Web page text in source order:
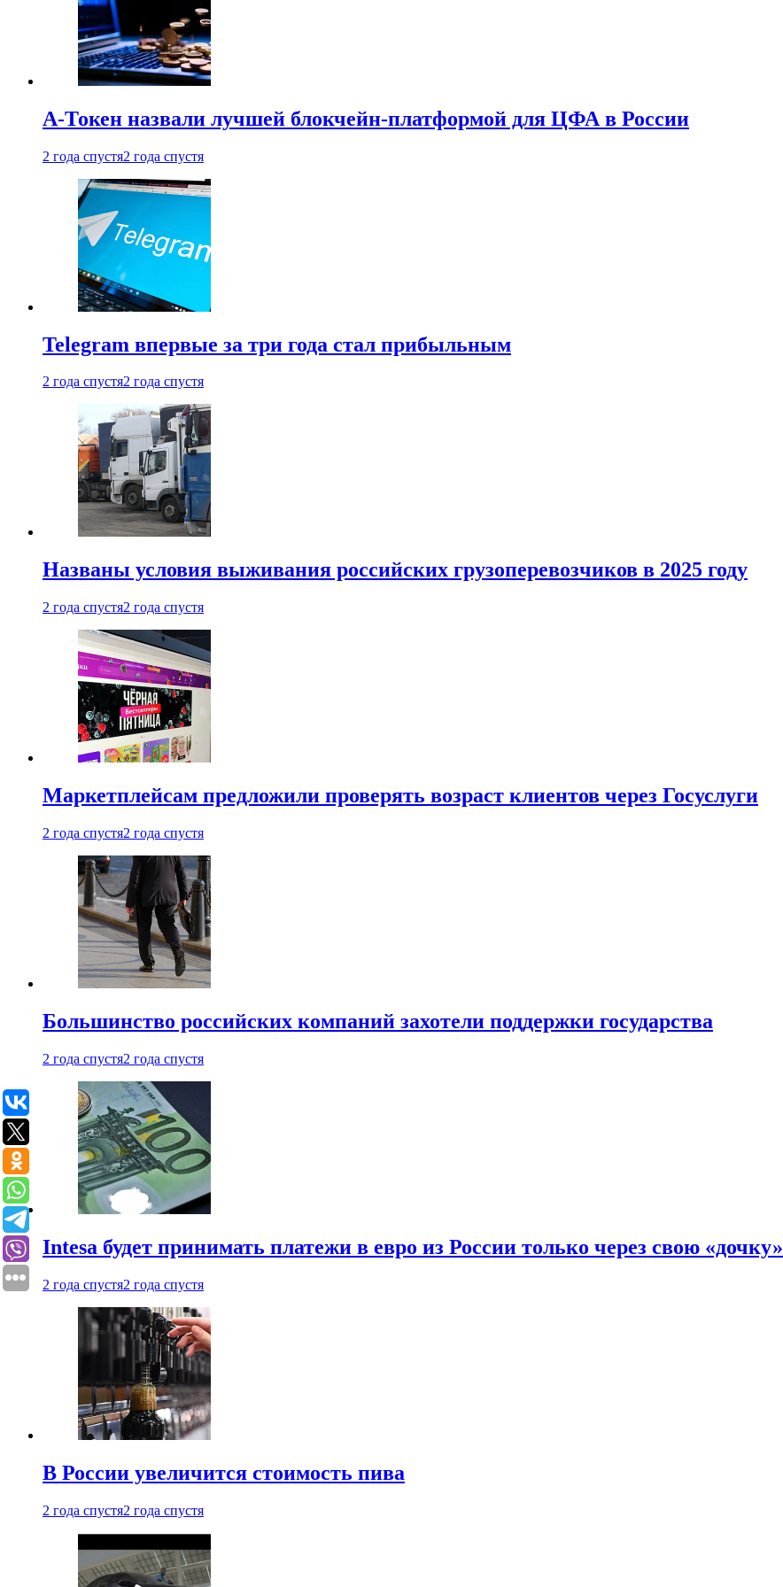
А-Токен назвали лучшей блокчейн-платформой для ЦФА в России
2 года спустя2 года спустя
Telegram впервые за три года стал прибыльным
2 года спустя2 года спустя
Названы условия выживания российских грузоперевозчиков в 2025 году
2 года спустя2 года спустя
Маркетплейсам предложили проверять возраст клиентов через Госуслуги
2 года спустя2 года спустя
Большинство российских компаний захотели поддержки государства
2 года спустя2 года спустя
Intesa будет принимать платежи в евро из России только через свою «дочку»
2 года спустя2 года спустя
В России увеличится стоимость пива
2 года спустя2 года спустя